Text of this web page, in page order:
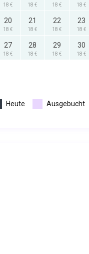
18 € 18 € 18 € 18 €
20
18 €
21
18 €
22
18 €
23
18 €
27
18 €
28
18 €
29
18 €
30
18 €
Heute Ausgebucht